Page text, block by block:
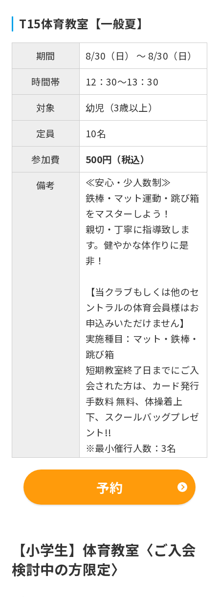
T15体育教室【一般夏】
期間
8/30（日） 〜 8/30（日）
時間帯
12：30～13：30
対象
幼児（3歳以上）
定員
10名
参加費
500円（税込）
備考
≪安心・少人数制≫
鉄棒・マット運動・跳び箱
をマスターしよう！
親切・丁寧に指導致しま
す。健やかな体作りに是
非！
【当クラブもしくは他のセ
ントラルの体育会員様はお
申込みいただけません】
実施種目：マット・鉄棒・
跳び箱
短期教室終了日までにご入
会された方は、カード発行
手数料 無料、体操着上
下、スクールバッグプレゼ
ント!!
※最小催行人数：3名
予約
【小学生】体育教室〈ご入会
検討中の方限定〉